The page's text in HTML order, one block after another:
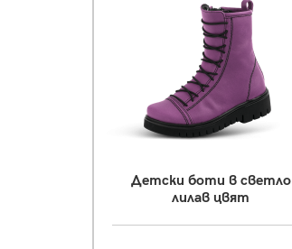
Детски боти в светло
лилав цвят